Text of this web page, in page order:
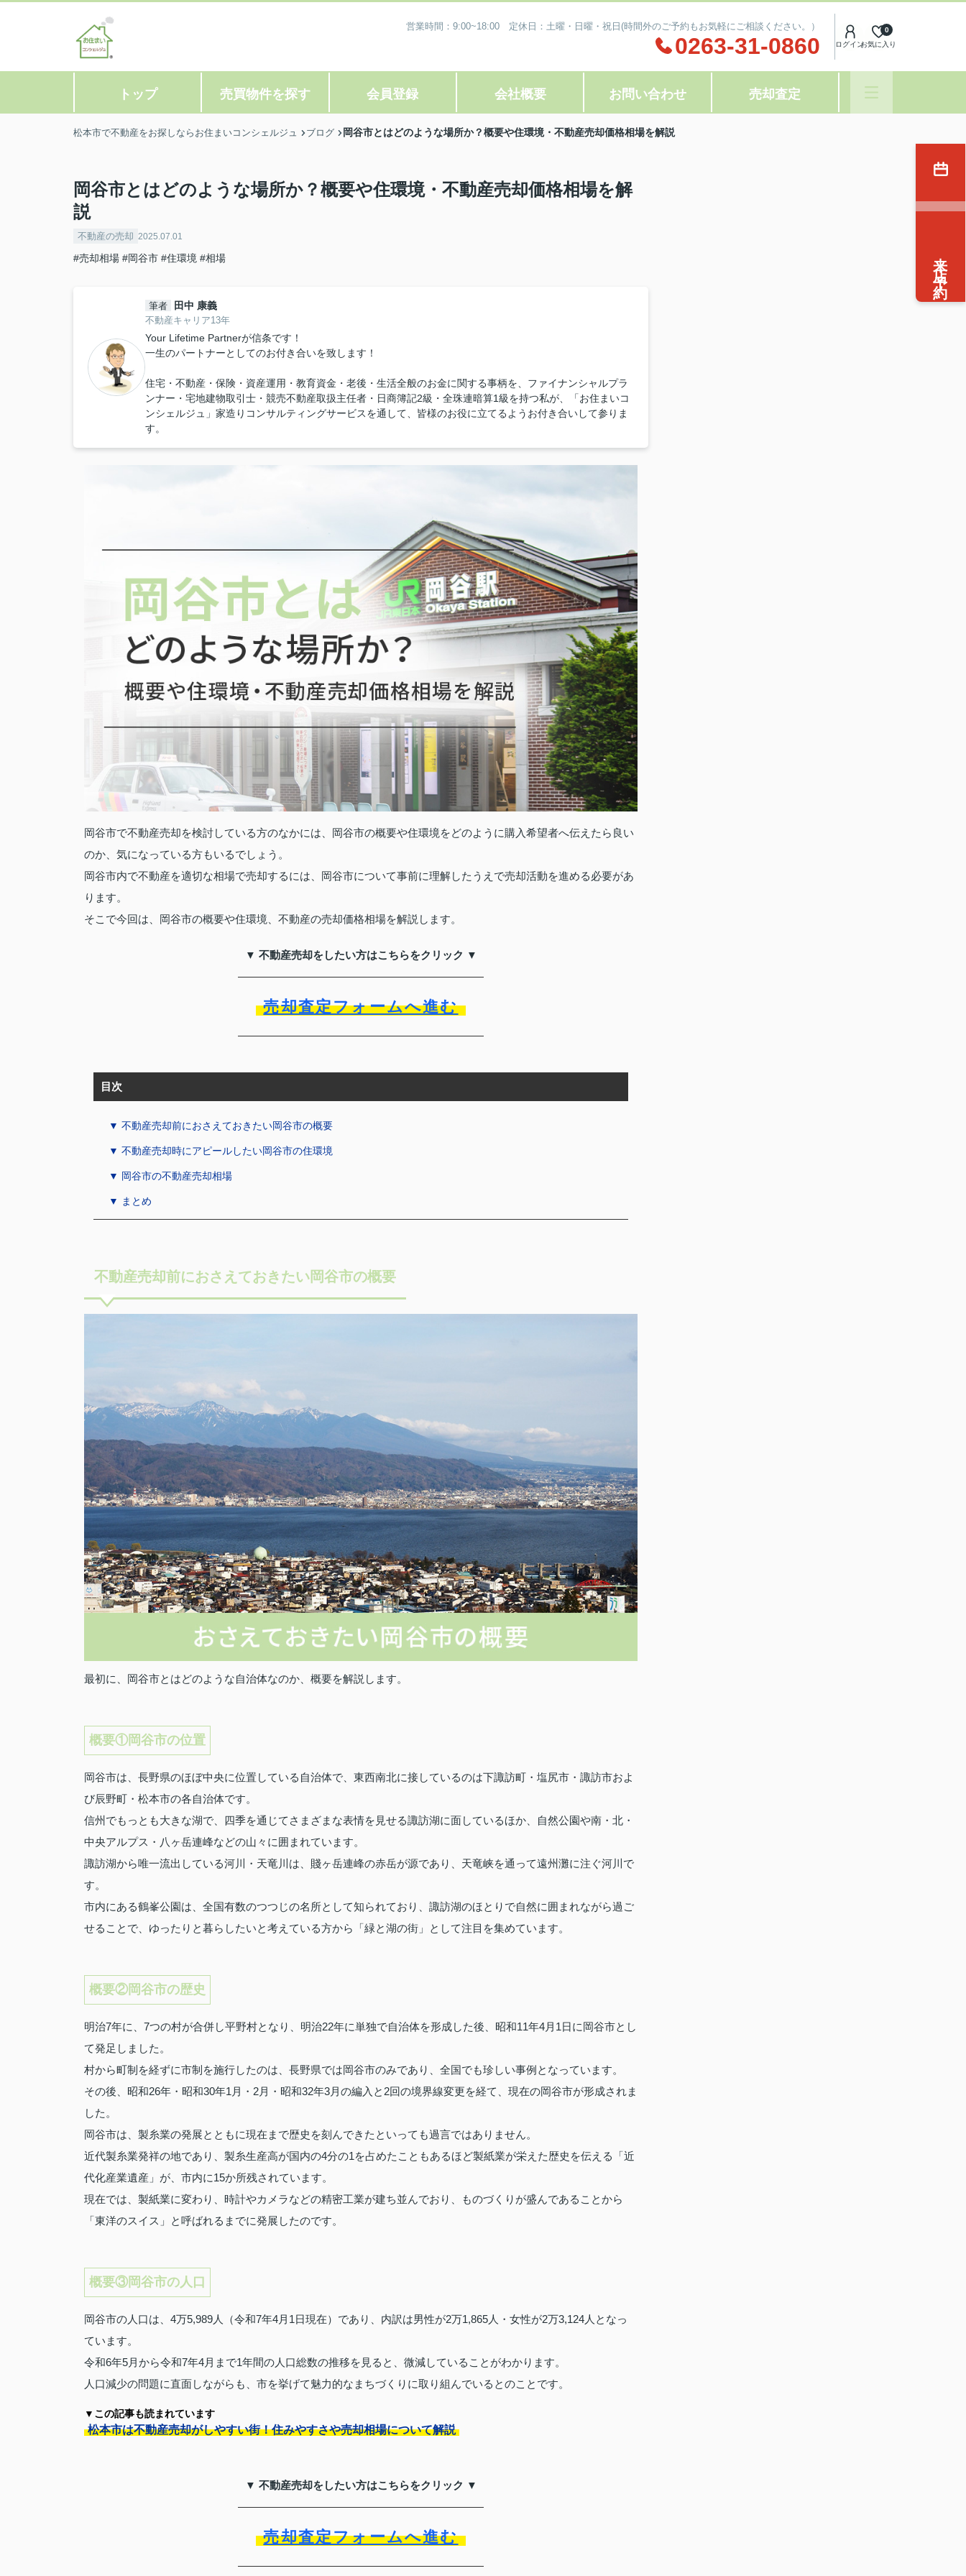
営業時間：9:00~18:00 定休日：土曜・日曜・祝日(時間外のご予約もお気軽にご相談ください。）
0263-31-0860 ログインお気に入り
0
トップ 売買物件を探す 会員登録 会社概要 お問い合わせ 売却査定
松本市で不動産をお探しならお住まいコンシェルジュ ブログ 岡谷市とはどのような場所か？概要や住環境・不動産売却価格相場を解説
岡谷市とはどのような場所か？概要や住環境・不動産売却価格相場を解
説
不動産の売却 2025.07.01
#売却相場 #岡谷市 #住環境 #相場
筆者 田中 康義
不動産キャリア13年
Your Lifetime Partnerが信条です！
一生のパートナーとしてのお付き合いを致します！
住宅・不動産・保険・資産運用・教育資金・老後・生活全般のお金に関する事柄を、ファイナンシャルプラ
ンナー・宅地建物取引士・競売不動産取扱主任者・日商簿記2級・全珠連暗算1級を持つ私が、「お住まいコ
ンシェルジュ」家造りコンサルティングサービスを通して、皆様のお役に立てるようお付き合いして参りま
す。
岡谷市で不動産売却を検討している方のなかには、岡谷市の概要や住環境をどのように購入希望者へ伝えたら良い
のか、気になっている方もいるでしょう。
岡谷市内で不動産を適切な相場で売却するには、岡谷市について事前に理解したうえで売却活動を進める必要があ
ります。
そこで今回は、岡谷市の概要や住環境、不動産の売却価格相場を解説します。
▼ 不動産売却をしたい方はこちらをクリック ▼
売却査定フォームへ進む
目次
▼ 不動産売却前におさえておきたい岡谷市の概要
▼ 不動産売却時にアピールしたい岡谷市の住環境
▼ 岡谷市の不動産売却相場
▼ まとめ
不動産売却前におさえておきたい岡谷市の概要
最初に、岡谷市とはどのような自治体なのか、概要を解説します。
概要①岡谷市の位置
岡谷市は、長野県のほぼ中央に位置している自治体で、東西南北に接しているのは下諏訪町・塩尻市・諏訪市およ
び辰野町・松本市の各自治体です。
信州でもっとも大きな湖で、四季を通じてさまざまな表情を見せる諏訪湖に面しているほか、自然公園や南・北・
中央アルプス・八ヶ岳連峰などの山々に囲まれています。
諏訪湖から唯一流出している河川・天竜川は、賤ヶ岳連峰の赤岳が源であり、天竜峡を通って遠州灘に注ぐ河川で
す。
市内にある鶴峯公園は、全国有数のつつじの名所として知られており、諏訪湖のほとりで自然に囲まれながら過ご
せることで、ゆったりと暮らしたいと考えている方から「緑と湖の街」として注目を集めています。
概要②岡谷市の歴史
明治7年に、7つの村が合併し平野村となり、明治22年に単独で自治体を形成した後、昭和11年4月1日に岡谷市とし
て発足しました。
村から町制を経ずに市制を施行したのは、長野県では岡谷市のみであり、全国でも珍しい事例となっています。
その後、昭和26年・昭和30年1月・2月・昭和32年3月の編入と2回の境界線変更を経て、現在の岡谷市が形成されま
した。
岡谷市は、製糸業の発展とともに現在まで歴史を刻んできたといっても過言ではありません。
近代製糸業発祥の地であり、製糸生産高が国内の4分の1を占めたこともあるほど製紙業が栄えた歴史を伝える「近
代化産業遺産」が、市内に15か所残されています。
現在では、製紙業に変わり、時計やカメラなどの精密工業が建ち並んでおり、ものづくりが盛んであることから
「東洋のスイス」と呼ばれるまでに発展したのです。
概要③岡谷市の人口
岡谷市の人口は、4万5,989人（令和7年4月1日現在）であり、内訳は男性が2万1,865人・女性が2万3,124人となっ
ています。
令和6年5月から令和7年4月まで1年間の人口総数の推移を見ると、微減していることがわかります。
人口減少の問題に直面しながらも、市を挙げて魅力的なまちづくりに取り組んでいるとのことです。
▼この記事も読まれています
松本市は不動産売却がしやすい街！住みやすさや売却相場について解説
▼ 不動産売却をしたい方はこちらをクリック ▼
売却査定フォームへ進む
来店予約